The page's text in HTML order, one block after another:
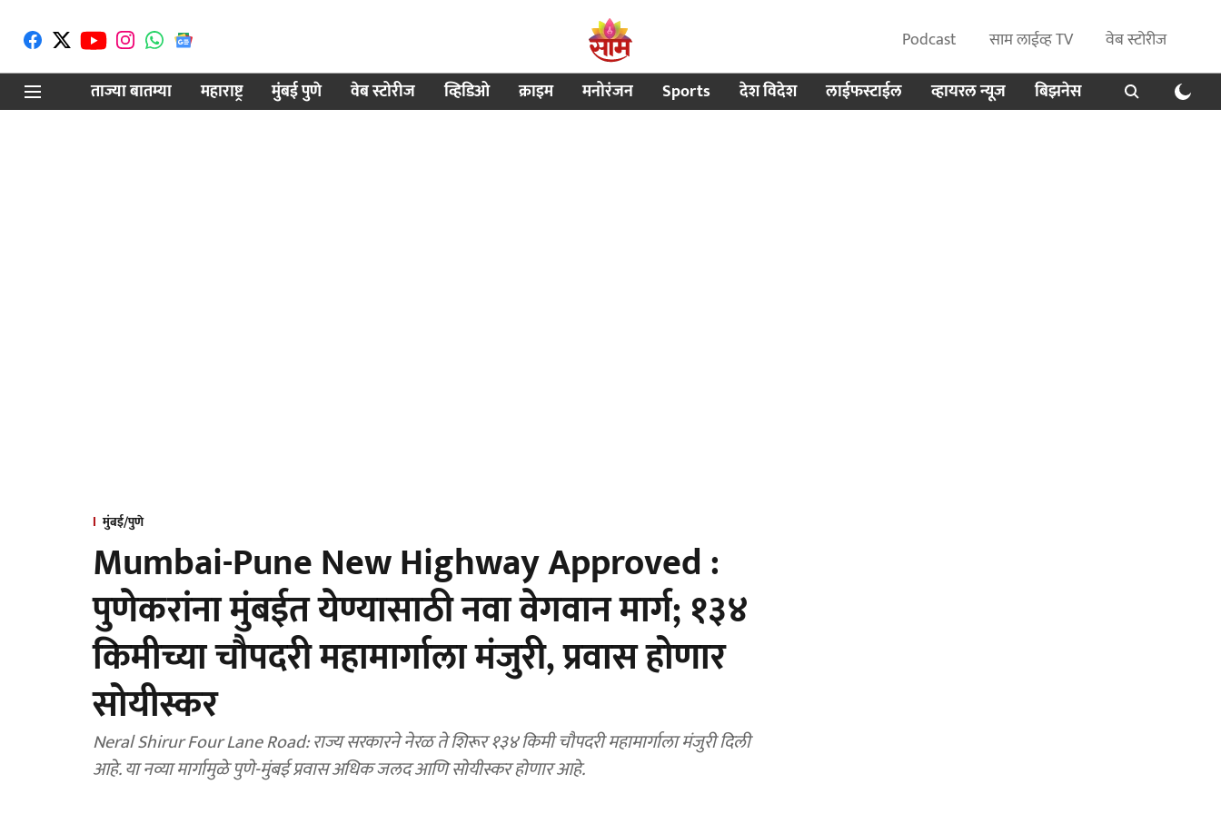
Podcast साम लाईव्ह TV
वेब स्टोरीज
ताज्या बातम्या
महाराष्ट्र मुंबई पुणे वेब स्टोरीज व्हिडिओ क्राइम मनोरंजन Sports देश विदेश लाईफस्टाईल व्हायरल न्यूज बिझनेस
मुंबई/पुणे
Mumbai-Pune New Highway Approved :
पुणेकरांना मुंबईत येण्यासाठी नवा वेगवान मार्ग; १३४
किमीच्या चौपदरी महामार्गाला मंजुरी, प्रवास होणार
सोयीस्कर
Neral Shirur Four Lane Road: राज्य सरकारने नेरळ ते शिरूर १३४ किमी चौपदरी महामार्गाला मंजुरी दिली
आहे. या नव्या मार्गामुळे पुणे-मुंबई प्रवास अधिक जलद आणि सोयीस्कर होणार आहे.